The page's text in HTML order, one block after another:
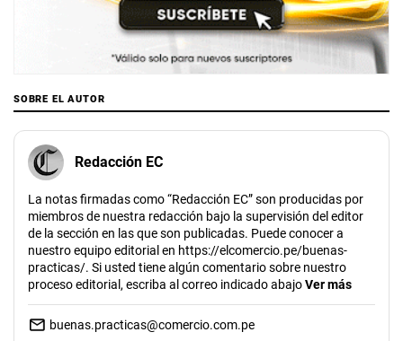
SOBRE EL AUTOR
Redacción EC
La notas firmadas como “Redacción EC” son producidas por
miembros de nuestra redacción bajo la supervisión del editor
de la sección en las que son publicadas. Puede conocer a
nuestro equipo editorial en https://elcomercio.pe/buenas-
practicas/. Si usted tiene algún comentario sobre nuestro
proceso editorial, escriba al correo indicado abajoVer más
buenas.practicas@comercio.com.pe